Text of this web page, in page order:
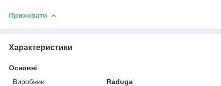
Приховати
Характеристики
Основні
Виробник
Raduga